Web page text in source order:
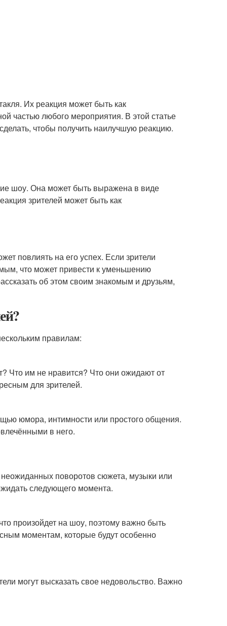
Их реакция может быть как
частью любого мероприятия. В этой статье
чтобы получить наилучшую реакцию.
шоу. Она может быть выражена в виде
зрителей может быть как
повлиять на его успех. Если зрители
что может привести к уменьшению
об этом своим знакомым и друзьям,
правилам:
Что им не нравится? Что они ожидают от
для зрителей.
юмора, интимности или простого общения.
в него.
поворотов сюжета, музыки или
следующего момента.
произойдет на шоу, поэтому важно быть
моментам, которые будут особенно
могут высказать свое недовольство. Важно